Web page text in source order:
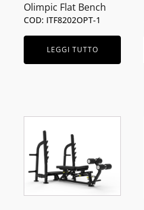
Olimpic Flat Bench
COD: ITF8202OPT-1
LEGGI TUTTO